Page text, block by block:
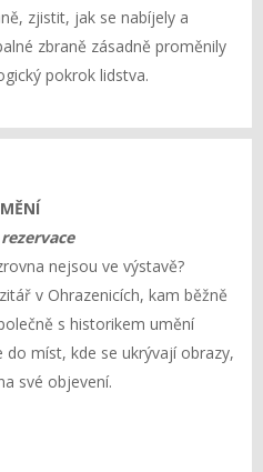
zjistit, jak se nabíjely a
zbraně zásadně proměnily
pokrok lidstva.
nejsou ve výstavě?
v Ohrazenicích, kam běžně
s historikem umění
do míst, kde se ukrývají obrazy,
své objevení.